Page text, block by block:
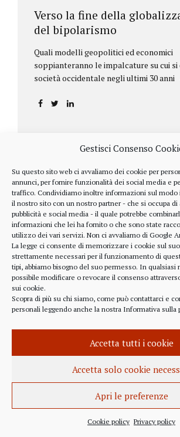
Gestisci Consenso
Su questo sito web ci avvaliamo dei cookie per
annunci, per fornire funzionalità dei social media e
traffico. Condividiamo inoltre informazioni sul
il nostro sito con un nostro partner - che si occupa di
pubblicità e social media - il quale potrebbe
informazioni che lei ha fornito o che sono state
utilizzo dei vari servizi. Non ci avvaliamo di Google
La legge ci consente di memorizzare i cookie sul
strettamente necessari per il funzionamento di
tipi, abbiamo bisogno del suo permesso. In qualsiasi
possibile modificare o revocare il consenso
sui cookie.
Scopra di più su chi siamo, come può contattarci e
personali leggendo anche la nostra Informativa sulla
Accetta tutti i cookie
Accetta solo cookie
Apri le preferenze
Cookie policy Privacy policy
Verso la fine della
del bipolarismo
Quali modelli geopolitici ed economici
soppianteranno le impalcature su cui
società occidentale negli ultimi 30 anni
aprile ha fatto parecchio discutere il
una lettera annuale che Fink ha inviato
investitori, nella quale fa il punto sulla
geopolitica ed economica globale,
alcune considerazioni sui profitti
scelte finanziarie operate dal fondo
Occorre leggere molto attentamente
lettera
(https://www.blackrock.com/
relations/larry-fink-chairmans-letter).
chiaramente che...
INFORMAZIONE 27 APRILE 2022
Istanza per l’abrogazione
dell’obbligo vaccinale al
Italiano e alla
Europea per l’abrogazione della